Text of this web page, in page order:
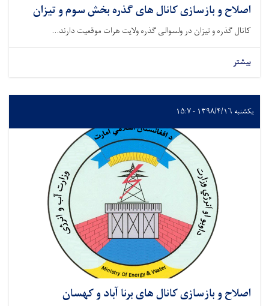
اصلاح و بازسازی کانال های گذره بخش سوم و تیزان
کانال گذره و تیزان در ولسوالی گذره ولایت هرات موقعیت دارند...
بیشتر
یکشنبه ۱۳۹۸/۴/۱۶ - ۱۵:۷
اصلاح و بازسازی کانال های برنا آباد و کهسان